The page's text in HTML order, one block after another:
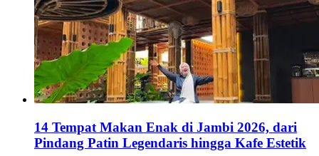
14 Tempat Makan Enak di Jambi 2026, dari
Pindang Patin Legendaris hingga Kafe Estetik